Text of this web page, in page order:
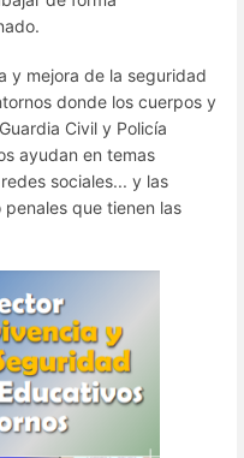
y mejora de la seguridad
donde los cuerpos y
Civil y Policía
ayudan en temas
sociales... y las
que tienen las